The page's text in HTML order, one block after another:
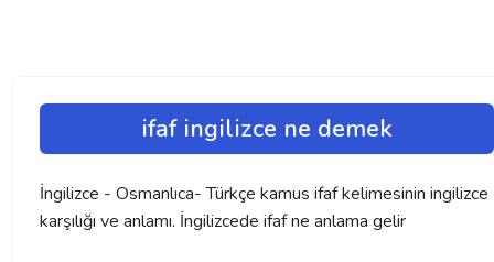
ifaf ingilizce ne demek
İngilizce - Osmanlıca- Türkçe kamus ifaf kelimesinin ingilizce
karşılığı ve anlamı. İngilizcede ifaf ne anlama gelir